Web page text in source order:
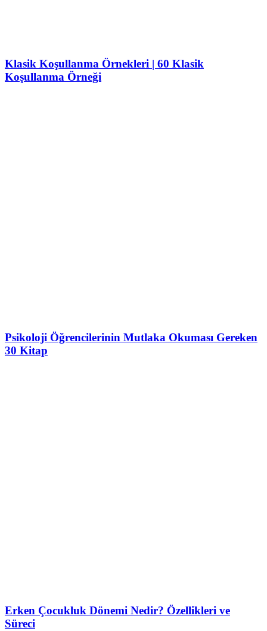
Klasik Koşullanma Örnekleri | 60 Klasik
Koşullanma Örneği
Psikoloji Öğrencilerinin Mutlaka Okuması Gereken
30 Kitap
Erken Çocukluk Dönemi Nedir? Özellikleri ve
Süreci